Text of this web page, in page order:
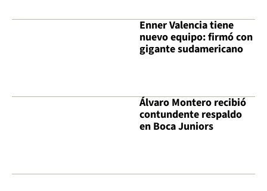
Enner Valencia tiene
nuevo equipo: firmó con
gigante sudamericano
Álvaro Montero recibió
contundente respaldo
en Boca Juniors